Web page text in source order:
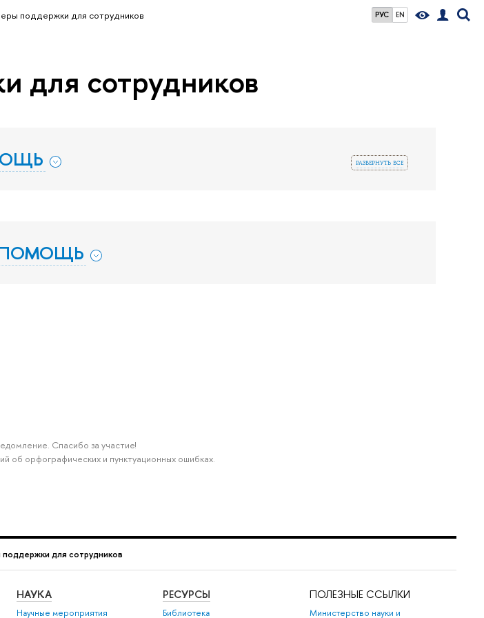
РУС EN
поддержки для сотрудников
для сотрудников
развернуть все
ПОМОЩЬ
Спасибо за участие!
об орфографических и пунктуационных ошибках.
для сотрудников
НАУКА
Научные мероприятия
РЕСУРСЫ
Библиотека
ПОЛЕЗНЫЕ ССЫЛКИ
Министерство науки и